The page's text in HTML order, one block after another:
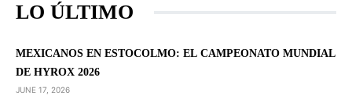
LO ÚLTIMO
MEXICANOS EN ESTOCOLMO: EL CAMPEONATO MUNDIAL
DE HYROX 2026
JUNE 17, 2026